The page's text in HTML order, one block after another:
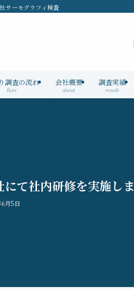
サーモグラフィ検査
調査の流れ
flow
会社概要
about
調査実績
result
て社内研修を実施し
月5日